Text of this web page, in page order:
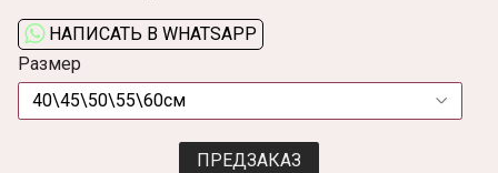
НАПИСАТЬ В WHATSAPP
Размер
ПРЕДЗАКАЗ